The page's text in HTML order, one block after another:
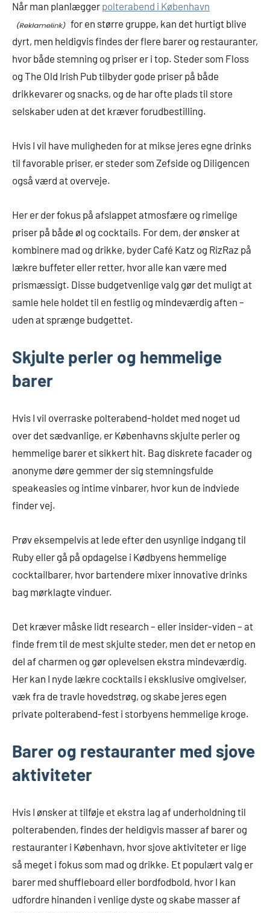
Når man planlægger polterabend i København
for en større gruppe, kan det hurtigt blive
dyrt, men heldigvis findes der flere barer og restauranter,
hvor både stemning og priser er i top. Steder som Floss
og The Old Irish Pub tilbyder gode priser på både
drikkevarer og snacks, og de har ofte plads til store
selskaber uden at det kræver forudbestilling.
Hvis I vil have muligheden for at mikse jeres egne drinks
til favorable priser, er steder som Zefside og Diligencen
også værd at overveje.
Her er der fokus på afslappet atmosfære og rimelige
priser på både øl og cocktails. For dem, der ønsker at
kombinere mad og drikke, byder Café Katz og RizRaz på
lækre buffeter eller retter, hvor alle kan være med
prismæssigt. Disse budgetvenlige valg gør det muligt at
samle hele holdet til en festlig og mindeværdig aften –
uden at sprænge budgettet.
Skjulte perler og hemmelige
barer
Hvis I vil overraske polterabend-holdet med noget ud
over det sædvanlige, er Københavns skjulte perler og
hemmelige barer et sikkert hit. Bag diskrete facader og
anonyme døre gemmer der sig stemningsfulde
speakeasies og intime vinbarer, hvor kun de indviede
finder vej.
Prøv eksempelvis at lede efter den usynlige indgang til
Ruby eller gå på opdagelse i Kødbyens hemmelige
cocktailbarer, hvor bartendere mixer innovative drinks
bag mørklagte vinduer.
Det kræver måske lidt research – eller insider-viden – at
finde frem til de mest skjulte steder, men det er netop en
del af charmen og gør oplevelsen ekstra mindeværdig.
Her kan I nyde lækre cocktails i eksklusive omgivelser,
væk fra de travle hovedstrøg, og skabe jeres egen
private polterabend-fest i storbyens hemmelige kroge.
Barer og restauranter med sjove
aktiviteter
Hvis I ønsker at tilføje et ekstra lag af underholdning til
polterabenden, findes der heldigvis masser af barer og
restauranter i København, hvor sjove aktiviteter er lige
så meget i fokus som mad og drikke. Et populært valg er
barer med shuffleboard eller bordfodbold, hvor I kan
udfordre hinanden i venlige dyste og skabe masser af